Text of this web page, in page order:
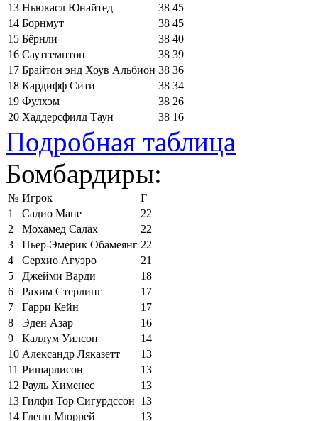
13 Ньюкасл Юнайтед 38 45
14 Борнмут 38 45
15 Бёрнли 38 40
16 Саутгемптон 38 39
17 Брайтон энд Хоув Альбион 38 36
18 Кардифф Сити 38 34
19 Фулхэм 38 26
20 Хаддерсфилд Таун 38 16
Подробная таблица
Бомбардиры:
№ Игрок
Г
1
Садио Мане
22
2
Мохамед Салах
22
3
Пьер-Эмерик Обамеянг 22
4
Серхио Агуэро
21
5
Джейми Варди
18
6
Рахим Стерлинг
17
7
Гарри Кейн
17
8
Эден Азар
16
9
Каллум Уилсон
14
10 Александр Ляказетт
13
11 Ришарлисон
13
12 Рауль Хименес
13
13 Гилфи Тор Сигурдссон 13
14 Гленн Мюррей
13